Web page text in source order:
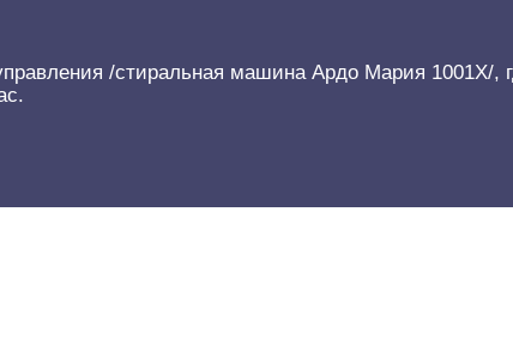
/стиральная машина Ардо Мария 1001Х/,